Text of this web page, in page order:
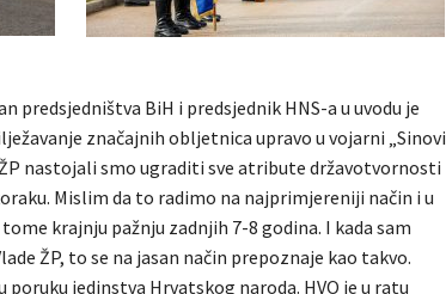
predsjedništva BiH i predsjednik HNS-a u uvodu je
značajnih obljetnica upravo u vojarni „Sinovi
nastojali smo ugraditi sve atribute državotvornosti
Mislim da to radimo na najprimjereniji način i u
krajnju pažnju zadnjih 7-8 godina. I kada sam
ŽP, to se na jasan način prepoznaje kao takvo.
jedinstva Hrvatskog naroda. HVO je u ratu